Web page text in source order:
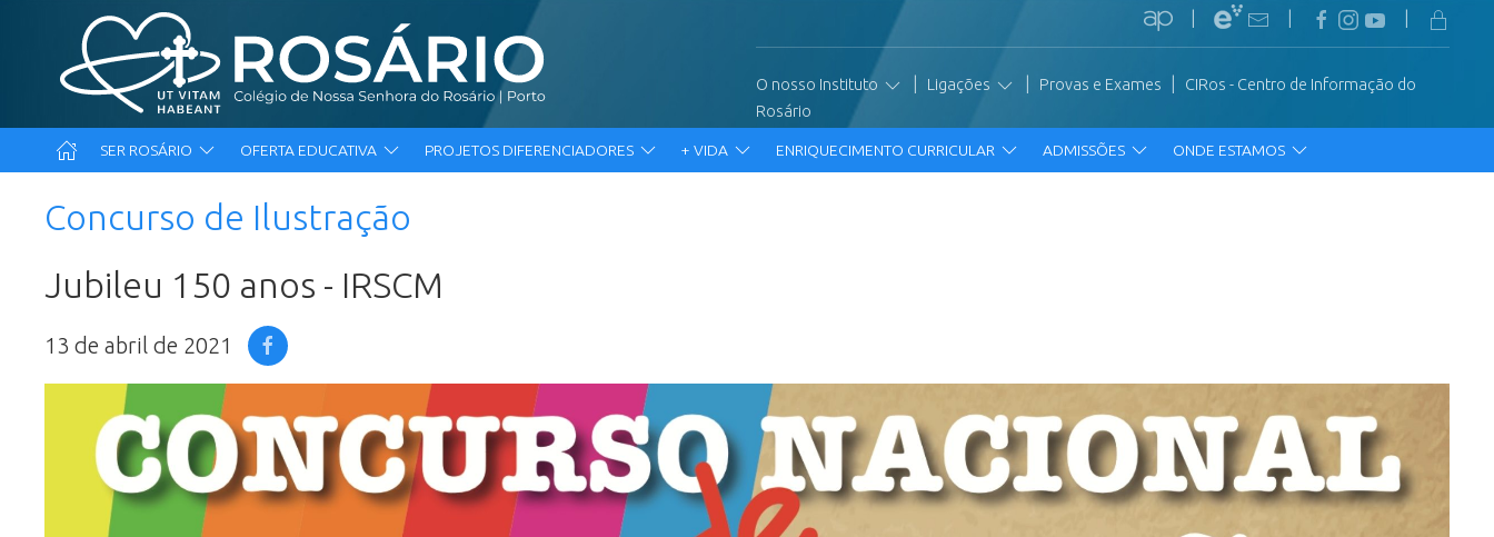
O nosso Instituto Ligações Provas e Exames
CIRos - Centro de Informação do
Rosário
SER ROSÁRIO OFERTA EDUCATIVA PROJETOS DIFERENCIADORES + VIDA ENRIQUECIMENTO CURRICULAR ADMISSÕES ONDE ESTAMOS
Concurso de Ilustração
Jubileu 150 anos - IRSCM
13 de abril de 2021